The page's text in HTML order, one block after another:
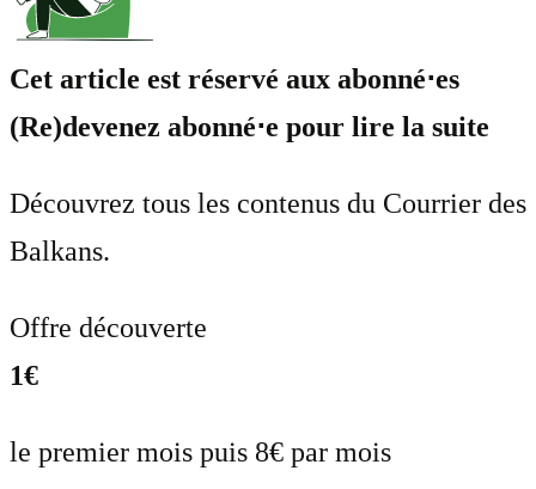
Cet article est réservé aux abonné⋅es
(Re)devenez abonné⋅e pour lire la suite
Découvrez tous les contenus du Courrier des
Balkans.
Offre découverte
1€
le premier mois puis 8€ par mois